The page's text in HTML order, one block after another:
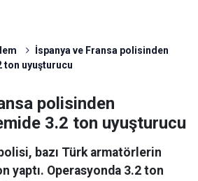
İspanya ve Fransa polisinden
ton uyuşturucu
polisinden
3.2 ton uyuşturucu
bazı Türk armatörlerin
yaptı. Operasyonda 3.2 ton